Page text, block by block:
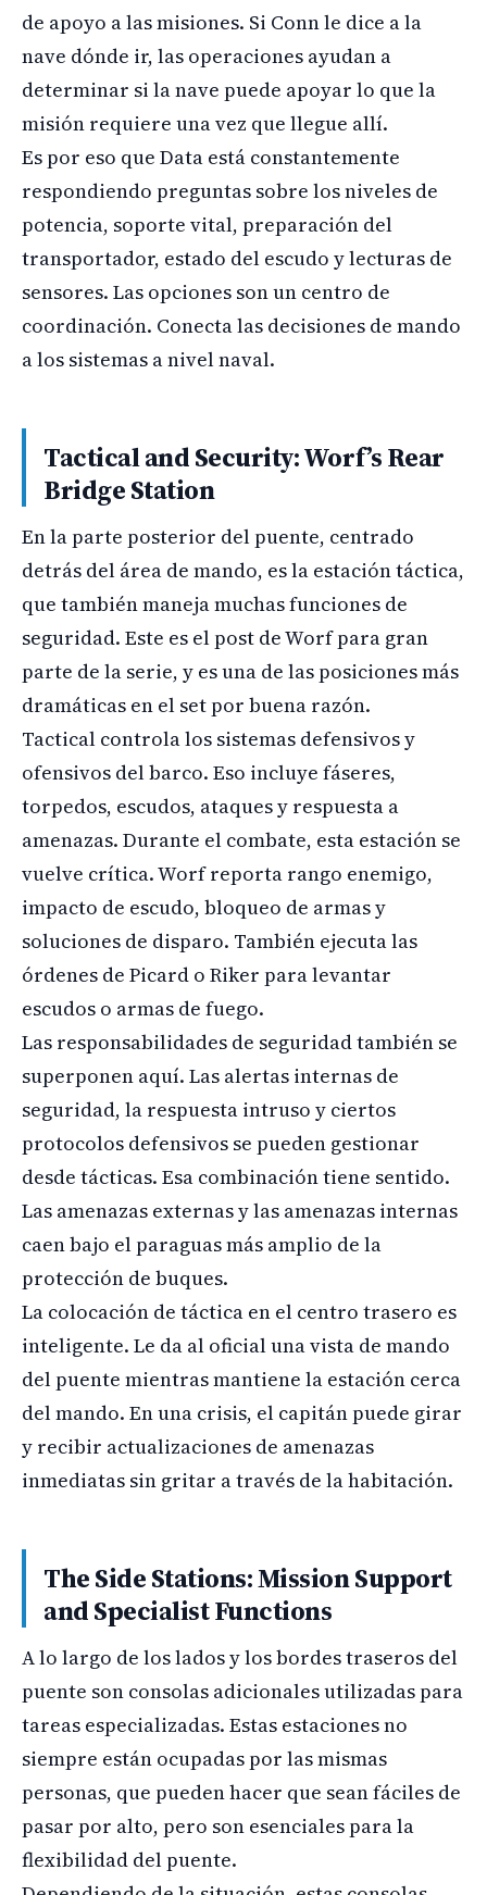
de apoyo a las misiones. Si Conn le dice a la
nave dónde ir, las operaciones ayudan a
determinar si la nave puede apoyar lo que la
misión requiere una vez que llegue allí.
Es por eso que Data está constantemente
respondiendo preguntas sobre los niveles de
potencia, soporte vital, preparación del
transportador, estado del escudo y lecturas de
sensores. Las opciones son un centro de
coordinación. Conecta las decisiones de mando
a los sistemas a nivel naval.
Tactical and Security: Worf’s Rear
Bridge Station
En la parte posterior del puente, centrado
detrás del área de mando, es la estación táctica,
que también maneja muchas funciones de
seguridad. Este es el post de Worf para gran
parte de la serie, y es una de las posiciones más
dramáticas en el set por buena razón.
Tactical controla los sistemas defensivos y
ofensivos del barco. Eso incluye fáseres,
torpedos, escudos, ataques y respuesta a
amenazas. Durante el combate, esta estación se
vuelve crítica. Worf reporta rango enemigo,
impacto de escudo, bloqueo de armas y
soluciones de disparo. También ejecuta las
órdenes de Picard o Riker para levantar
escudos o armas de fuego.
Las responsabilidades de seguridad también se
superponen aquí. Las alertas internas de
seguridad, la respuesta intruso y ciertos
protocolos defensivos se pueden gestionar
desde tácticas. Esa combinación tiene sentido.
Las amenazas externas y las amenazas internas
caen bajo el paraguas más amplio de la
protección de buques.
La colocación de táctica en el centro trasero es
inteligente. Le da al oficial una vista de mando
del puente mientras mantiene la estación cerca
del mando. En una crisis, el capitán puede girar
y recibir actualizaciones de amenazas
inmediatas sin gritar a través de la habitación.
The Side Stations: Mission Support
and Specialist Functions
A lo largo de los lados y los bordes traseros del
puente son consolas adicionales utilizadas para
tareas especializadas. Estas estaciones no
siempre están ocupadas por las mismas
personas, que pueden hacer que sean fáciles de
pasar por alto, pero son esenciales para la
flexibilidad del puente.